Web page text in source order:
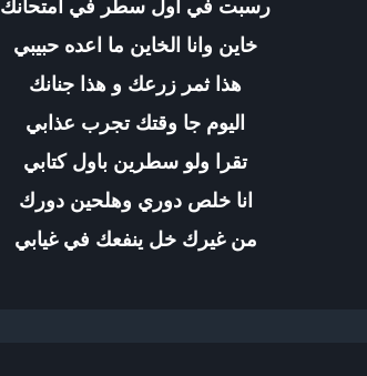
رسبت في اول سطر في امتحانك
خاين وانا الخاين ما اعده حبيبي
هذا ثمر زرعك و هذا جنانك
اليوم جا وقتك تجرب عذابي
تقرا ولو سطرين باول كتابي
انا خلص دوري وهلحين دورك
من غيرك خل ينفعك في غيابي